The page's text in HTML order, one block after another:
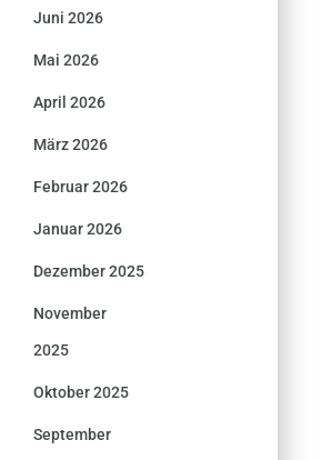
Juni 2026
Mai 2026
April 2026
März 2026
Februar 2026
Januar 2026
Dezember 2025
November
2025
Oktober 2025
September